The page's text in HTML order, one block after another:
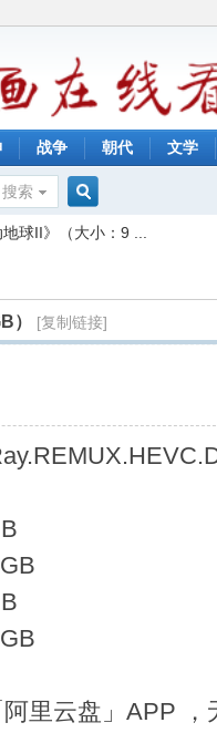
战争 朝代 文学
搜索
搜
索
球II》（大小：9 ...
） [复制链接]
里云盘」APP ，